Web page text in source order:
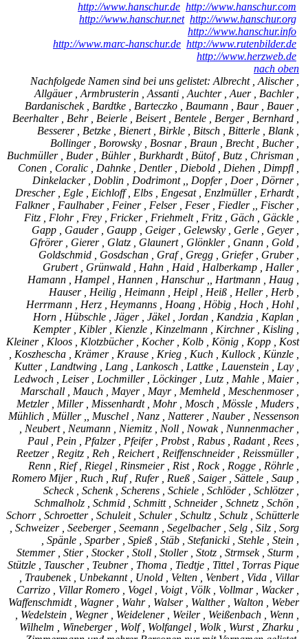
http://www.hanschur.de http://www.hanschur.com
http://www.hanschur.net http://www.hanschur.org
http://www.hanschur.info
http://www.marc-hanschur.de http://www.rutenbilder.de
http://www.herzweb.de
nach oben
Nachfolgede Namen sind bei uns gelistet: Albrecht , Alischer ,
Allgäuer , Armbrusterin , Assanti , Auchter , Auer , Bachler ,
Bardanischek , Bardtke , Barteczko , Baumann , Baur , Bauer ,
Beerhalter , Behr , Beierle , Beisert , Bentele , Berger , Bernhard ,
Besserer , Betzke , Bienert , Birkle , Bitsch , Bitterle , Blank ,
Bollinger , Borowsky , Bosnar , Braun , Brecht , Bucher ,
Buchmüller , Buder , Bühler , Burkhardt , Bütof , Butz , Chrisman ,
Conen , Coralic , Dahnke , Dentler , Diebold , Diehen , Dimpfl ,
Dinkelacker , Doblin , Dodrimont ,, Dopfer , Doer , Dörner ,
Drescher , Egle , Eichloff , Elbs , Engesat , Enzlmüller , Erhardt ,
Falkner , Faulhaber , Feiner , Felser , Feser , Fiedler ,, Fischer ,
Fitz , Flohr , Frey , Fricker , Friehmelt , Fritz , Gäch , Gäckle ,
Gapp , Gauder , Gaupp , Geiger , Gelewsky , Gerle , Geyer ,
Gfrörer , Gierer , Glatz , Glaunert , Glönkler , Gnann , Gold ,
Goldschmid , Gosdschan , Graf , Gregg , Griefer , Gruber ,
Grubert , Grünwald , Hahn , Haid , Halberkamp , Haller ,
Hamann , Hampel , Hannen , Hanschur ,, Hartmann , Haug ,
Hauser , Heilig , Heimann , Heipl , Heiß , Heller , Herb ,
Herrmann , Herz , Heymanns , Hoang , Höbig , Hoch , Hohl ,
Horn , Hübschle , Jäger , Jäkel , Jordan , Kandzia , Kaplan ,
Kempter , Kibler , Kienzle , Kinzelmann , Kirchner , Kisling ,
Kleiner , Kloos , Klotzbücher , Kocher , Kolb , König , Kopp , Kost
, Koszhescha , Krämer , Krause , Krieg , Kuch , Kullock , Künzle ,
Kutter , Landtwing , Lang , Lankosch , Lattke , Lauenstein , Lay ,
Ledwoch , Leiser , Lochmiller , Löckinger , Lutz , Mahle , Maier ,
Marschall , Mauch , Mayer , Mayr , Memheld , Meschenmoser ,
Metzler , Miller , Missenhardt , Mohr , Mosch , Mössle , Muders ,
Mühlich , Müller ,, Muschel , Nanz , Natterer , Nauber , Nessenson
, Neubert , Neumann , Niemitz , Noll , Nowak , Nunnenmacher ,
Paul , Pein , Pfalzer , Pfeifer , Probst , Rabus , Radant , Rees ,
Reetzer , Regitz , Reh , Reichert , Reiffenschneider , Reissmüller ,
Renn , Rief , Riegel , Rinsmeier , Rist , Rock , Rogge , Röhrle ,
Romero Mijer , Ruch , Ruf , Rufer , Rueß , Saiger , Sättele , Saup ,
Scheck , Schenk , Scherens , Schiele , Schlöder , Schlötzer ,
Schmalholz , Schmid , Schmitt , Schneider , Schnetz , Schön ,
Schorr , Schroetter , Schuleit , Schuler , Schultz , Schulz , Schütterle
, Schweizer , Seeberger , Seemann , Segelbacher , Selg , Silz , Sorg
, Spänle , Sparber , Spieß , Stäb , Stefanicki , Stehle , Stein ,
Stemmer , Stier , Stocker , Stoll , Stoller , Stotz , Strmsek , Sturm ,
Stützle , Tauscher , Teubner , Thoma , Tiedtje , Tittel , Torras Pique
, Traubenek , Unbekannt , Unold , Velten , Venbert , Vida , Villar
Carrizo , Villar Romero , Vogel , Voigt , Völk , Vollmar , Wacker ,
Waffenschmidt , Wagner , Wahr , Walser , Walther , Walton , Weber
, Wedelstein , Wegner , Weidelener , Weiler , Weißenbach , Wenn ,
Wilhelm , Wineberger , Wolf , Wolfangel , Wolk , Wurst , Zharku ,